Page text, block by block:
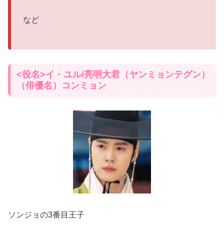
など
<役名>イ・ユル/亮明大君（ヤンミョンテグン）
（俳優名）コンミョン
ソンジョの3番目王子